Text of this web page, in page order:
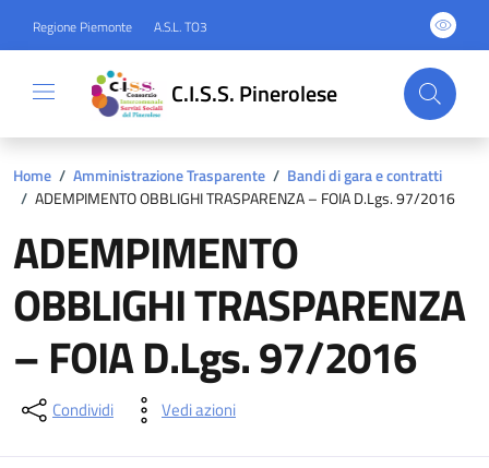
Regione Piemonte A.S.L. TO3
C.I.S.S. Pinerolese
Home / Amministrazione Trasparente / Bandi di gara e contratti
/ ADEMPIMENTO OBBLIGHI TRASPARENZA – FOIA D.Lgs. 97/2016
ADEMPIMENTO
OBBLIGHI TRASPARENZA
– FOIA D.Lgs. 97/2016
Condividi Vedi azioni